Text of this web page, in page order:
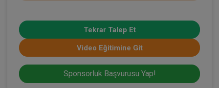
Tekrar Talep Et
Video Eğitimine Git
Sponsorluk Başvurusu Yap!